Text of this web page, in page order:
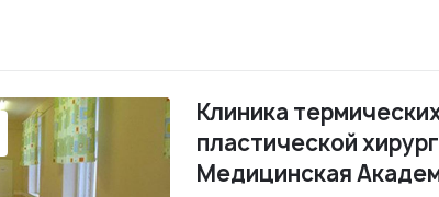
Клиника
пластической
Медицинская